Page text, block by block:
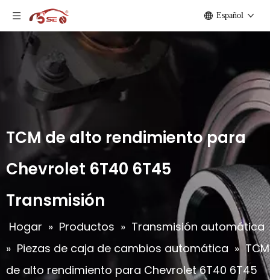
Español
TCM de alto rendimiento para
Chevrolet 6T40 6T45
Transmisión
Hogar » Productos » Transmisión automática
» Piezas de caja de cambios automática » TCM
de alto rendimiento para Chevrolet 6T40 6T45